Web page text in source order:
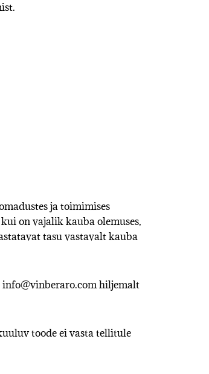
ja toimimises
on vajalik kauba olemuses,
tasu vastavalt kauba
info@vinberaro.comhiljemalt
toode ei vasta tellitule